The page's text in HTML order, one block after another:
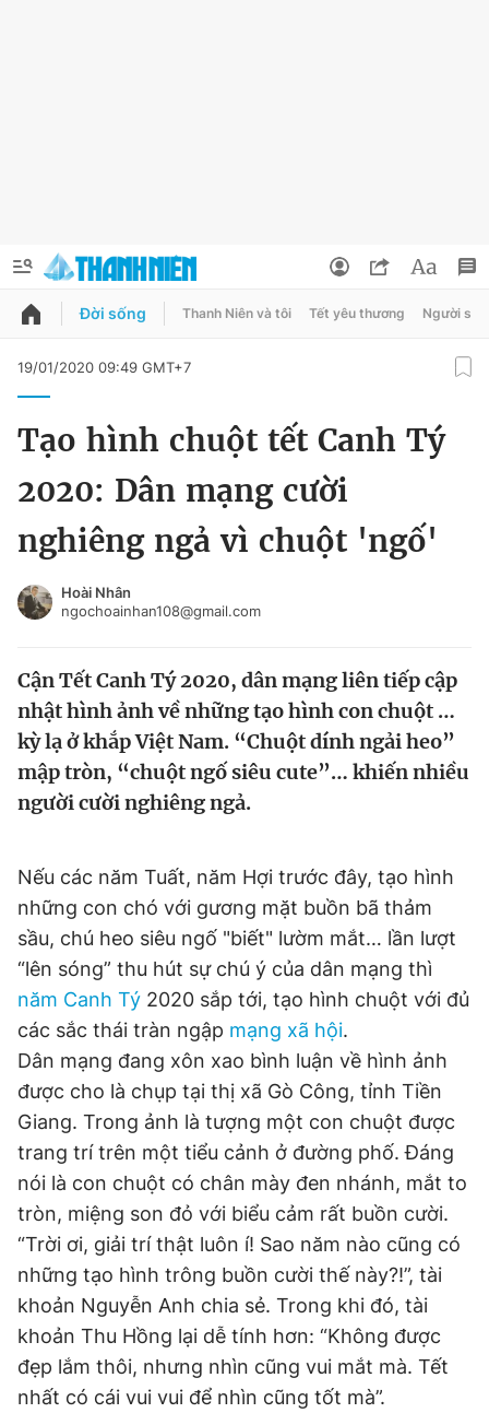
QUẢNG CÁO ĐẶT BÁO
Chuyên mục
Chào ngày mới
Video Magazine
Sản phẩm khác
Thông tin tòa soạn Liên hệ quảng cáo
Đọc Thanh Niên trên điện thoại
Theo dõi báo trên
Hotline
0906 645 777
Liên hệ quảng cáo
0908 780 404
Đặt báo Quảng cáo RSS Tòa soạn Chính sách bảo
Tổng biên tập: Nguyễn Ngọc Toàn
Phó tổng biên tập thường trực: Hải Thành
Đổi mật khẩu
Tin đã lưu
Tin đã xem
Đăng xuất
Đời sống Thanh Niên và tôi Tết yêu thương Người
19/01/2020 09:49 GMT+7
Tạo hình chuột tết Canh Tý
2020: Dân mạng cười
nghiêng ngả vì chuột 'ngố'
Hoài Nhân
ngochoainhan108@gmail.com
Cận Tết Canh Tý 2020, dân mạng liên tiếp cập
nhật hình ảnh về những tạo hình con chuột …
kỳ lạ ở khắp Việt Nam. “Chuột dính ngải heo”
mập tròn, “chuột ngố siêu cute”… khiến nhiều
người cười nghiêng ngả.
Nếu các năm Tuất, năm Hợi trước đây, tạo hình
những con chó với gương mặt buồn bã thảm
sầu, chú heo siêu ngố "biết" lườm mắt… lần lượt
“lên sóng” thu hút sự chú ý của dân mạng thì
năm Canh Tý 2020 sắp tới, tạo hình chuột với đủ
các sắc thái tràn ngập mạng xã hội.
Dân mạng đang xôn xao bình luận về hình ảnh
được cho là chụp tại thị xã Gò Công, tỉnh Tiền
Giang. Trong ảnh là tượng một con chuột được
trang trí trên một tiểu cảnh ở đường phố. Đáng
nói là con chuột có chân mày đen nhánh, mắt to
tròn, miệng son đỏ với biểu cảm rất buồn cười.
“Trời ơi, giải trí thật luôn í! Sao năm nào cũng có
những tạo hình trông buồn cười thế này?!”, tài
khoản Nguyễn Anh chia sẻ. Trong khi đó, tài
khoản Thu Hồng lại dễ tính hơn: “Không được
đẹp lắm thôi, nhưng nhìn cũng vui mắt mà. Tết
nhất có cái vui vui để nhìn cũng tốt mà”.